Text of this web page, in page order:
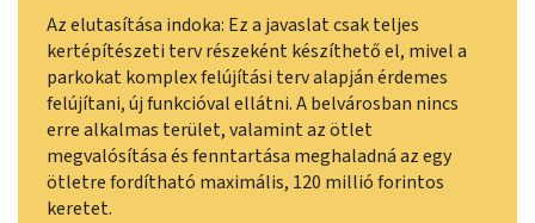
Az elutasítása indoka: Ez a javaslat csak teljes
kertépítészeti terv részeként készíthető el, mivel a
parkokat komplex felújítási terv alapján érdemes
felújítani, új funkcióval ellátni. A belvárosban nincs
erre alkalmas terület, valamint az ötlet
megvalósítása és fenntartása meghaladná az egy
ötletre fordítható maximális, 120 millió forintos
keretet.